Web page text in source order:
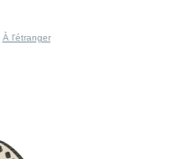
À l'étranger